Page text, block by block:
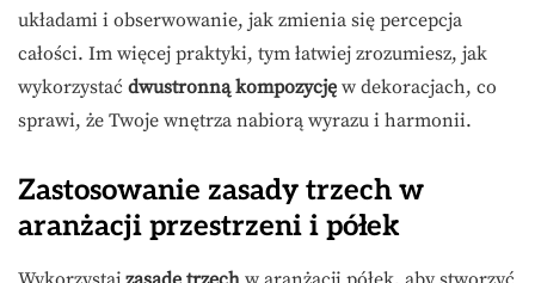
układami i obserwowanie, jak zmienia się percepcja
całości. Im więcej praktyki, tym łatwiej zrozumiesz, jak
wykorzystać dwustronną kompozycję w dekoracjach, co
sprawi, że Twoje wnętrza nabiorą wyrazu i harmonii.
Zastosowanie zasady trzech w
aranżacji przestrzeni i półek